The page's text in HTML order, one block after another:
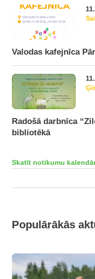
Valodas kafejnīca
Radošā darbnīca
bibliotēkā
Skatīt notikumu
Populārākās